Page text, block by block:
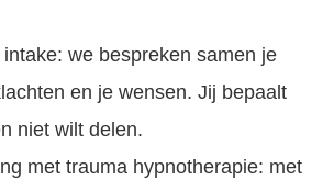
we bespreken samen je
en je wensen. Jij bepaalt
niet wilt delen.
met trauma hypnotherapie: met